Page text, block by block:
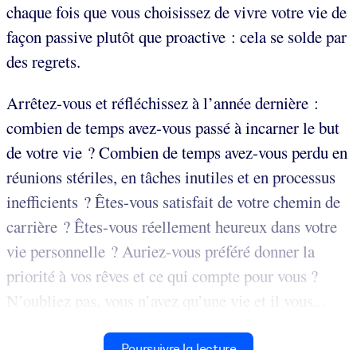
chaque fois que vous choisissez de vivre votre vie de
façon passive plutôt que proactive : cela se solde par
des regrets.
Arrêtez-vous et réfléchissez à l’année dernière :
combien de temps avez-vous passé à incarner le but
de votre vie ? Combien de temps avez-vous perdu en
réunions stériles, en tâches inutiles et en processus
inefficients ? Êtes-vous satisfait de votre chemin de
carrière ? Êtes-vous réellement heureux dans votre
vie personnelle ? Auriez-vous préféré donner la
priorité à vos rêves et ce qui compte pour vous ?
N’oubliez pas, vous n’avez qu’une vie et il vous...